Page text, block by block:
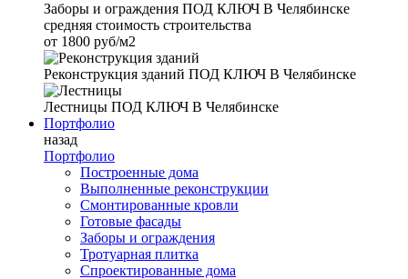
Заборы и ограждения ПОД КЛЮЧ В Челябинске
средняя стоимость строительства
от 1800 руб/м2
Реконструкция зданий ПОД КЛЮЧ В Челябинске
Лестницы ПОД КЛЮЧ В Челябинске
Портфолио
назад
Портфолио
Построенные дома
Выполненные реконструкции
Смонтированные кровли
Готовые фасады
Заборы и ограждения
Тротуарная плитка
Спроектированные дома